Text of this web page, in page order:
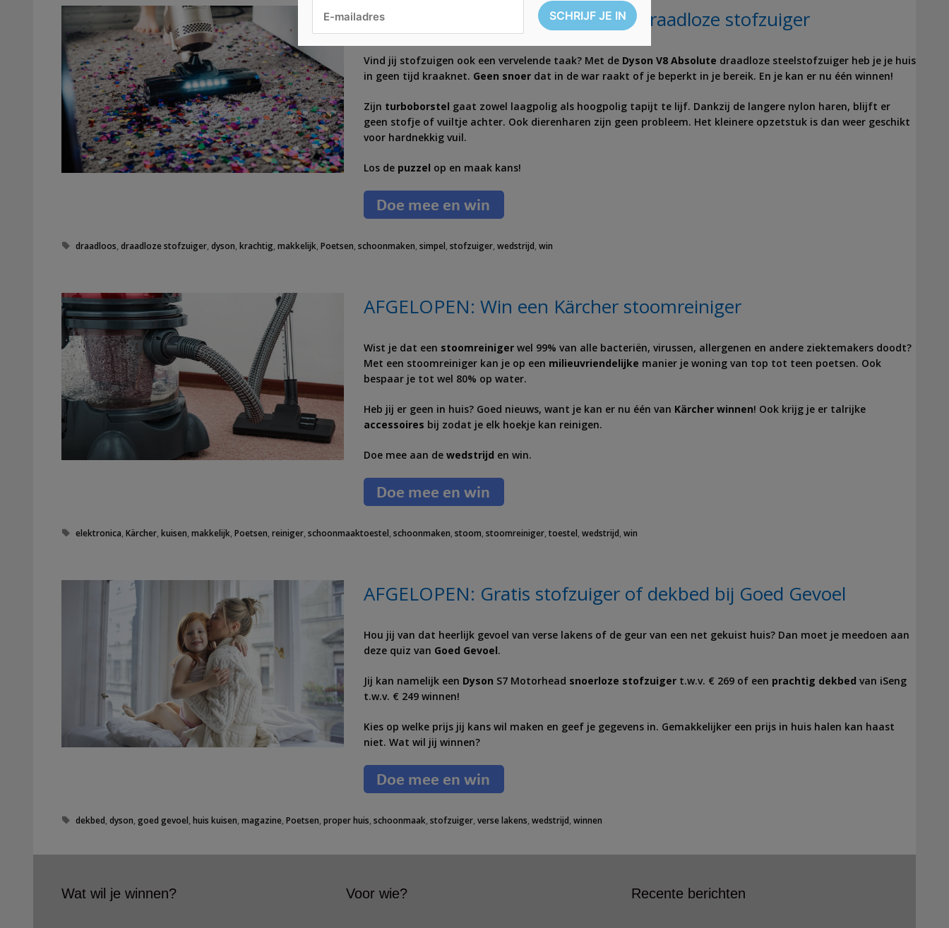
AFGELOPEN: Win een Dyson V8 draadloze stofzuiger
Vind jij stofzuigen ook een vervelende taak? Met de Dyson V8 Absolute draadloze steelstofzuiger heb je je huis
in geen tijd kraaknet. Geen snoer dat in de war raakt of je beperkt in je bereik. En je kan er nu één winnen!
Zijn turboborstel gaat zowel laagpolig als hoogpolig tapijt te lijf. Dankzij de langere nylon haren, blijft er
geen stofje of vuiltje achter. Ook dierenharen zijn geen probleem. Het kleinere opzetstuk is dan weer geschikt
voor hardnekkig vuil.
Los de puzzel op en maak kans!
T
draadloos ,draadloze stofzuiger ,dyson ,krachtig ,makkelijk ,Poetsen ,schoonmaken ,simpel ,stofzuiger ,wedstrijd ,win
AFGELOPEN: Win een Kärcher stoomreiniger
Wist je dat een stoomreiniger wel 99% van alle bacteriën, virussen, allergenen en andere ziektemakers doodt?
Met een stoomreiniger kan je op een milieuvriendelijke manier je woning van top tot teen poetsen. Ook
bespaar je tot wel 80% op water.
Heb jij er geen in huis? Goed nieuws, want je kan er nu één van Kärcher winnen! Ook krijg je er talrijke
accessoires bij zodat je elk hoekje kan reinigen.
Doe mee aan de wedstrijd en win.
T
elektronica ,Kärcher ,kuisen ,makkelijk ,Poetsen ,reiniger ,schoonmaaktoestel ,schoonmaken ,stoom ,stoomreiniger ,toestel ,wedstrijd ,win
AFGELOPEN: Gratis stofzuiger of dekbed bij Goed Gevoel
Hou jij van dat heerlijk gevoel van verse lakens of de geur van een net gekuist huis? Dan moet je meedoen aan
deze quiz van Goed Gevoel.
Jij kan namelijk een Dyson S7 Motorhead snoerloze stofzuiger t.w.v. € 269 of een prachtig dekbed van iSeng
t.w.v. € 249 winnen!
Kies op welke prijs jij kans wil maken en geef je gegevens in. Gemakkelijker een prijs in huis halen kan haast
niet. Wat wil jij winnen?
T
s
dekbed ,dyson ,goed gevoel ,huis kuisen ,magazine ,Poetsen ,proper huis ,schoonmaak ,stofzuiger ,verse lakens ,wedstrijd ,winnen
Wat wil je winnen? Voor wie? Recente berichten